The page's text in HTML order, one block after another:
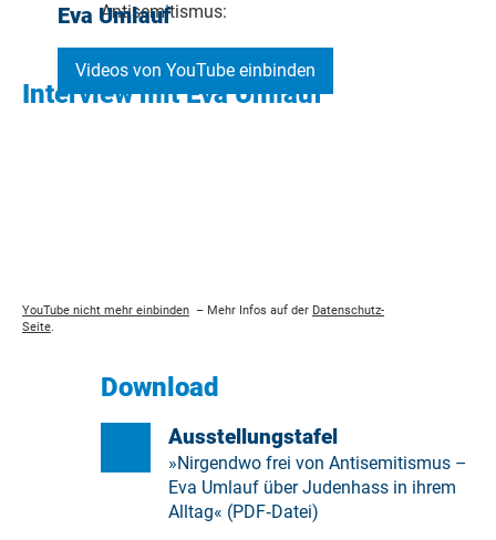
Antisemitismus:
Interview mit Eva Umlauf
Eva Umlauf
Videos von YouTube einbinden
YouTube nicht mehr einbinden – Mehr Infos auf der Datenschutz-
Seite.
Download
Ausstellungstafel
»Nirgendwo frei von Antisemitismus –
Eva Umlauf über Judenhass in ihrem
Alltag« (PDF‑Datei)